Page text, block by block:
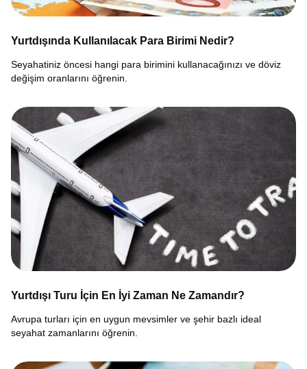
Yurtdışında Kullanılacak Para Birimi Nedir?
Seyahatiniz öncesi hangi para birimini kullanacağınızı ve döviz
değişim oranlarını öğrenin.
Yurtdışı Turu İçin En İyi Zaman Ne Zamandır?
Avrupa turları için en uygun mevsimler ve şehir bazlı ideal
seyahat zamanlarını öğrenin.